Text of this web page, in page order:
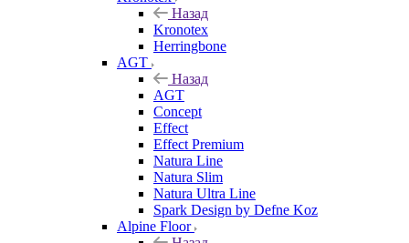
Назад
Kronotex
Herringbone
AGT
Назад
AGT
Concept
Effect
Effect Premium
Natura Line
Natura Slim
Natura Ultra Line
Spark Design by Defne Koz
Alpine Floor